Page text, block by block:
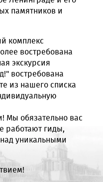
памятников и
комплекс
востребована
экскурсия
востребована
из нашего списка
Мы обязательно вас
работают гиды,
уникальными